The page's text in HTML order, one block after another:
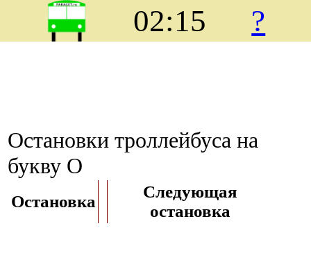
02:15 ?
Остановки троллейбуса на
букву О
Остановка
Следующая
остановка